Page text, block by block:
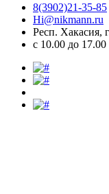
8(3902)21-35-85
Hi@nikmann.ru
Респ. Хакасия,
c 10.00 до